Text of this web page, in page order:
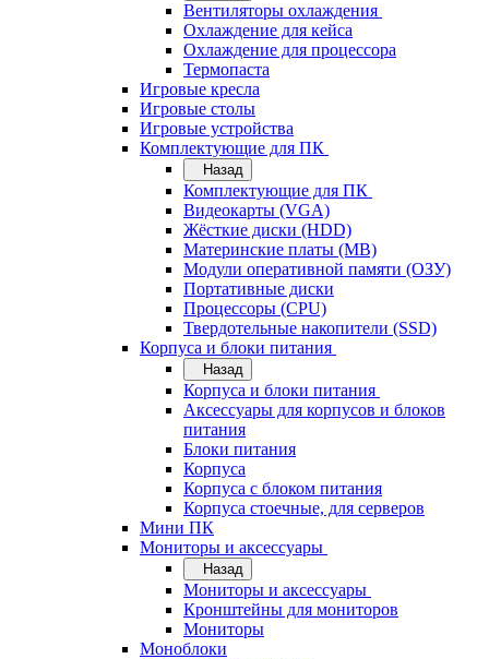
Вентиляторы охлаждения
Охлаждение для кейса
Охлаждение для процессора
Термопаста
Игровые кресла
Игровые столы
Игровые устройства
Комплектующие для ПК
Назад
Комплектующие для ПК
Видеокарты (VGA)
Жёсткие диски (HDD)
Материнские платы (MB)
Модули оперативной памяти (ОЗУ)
Портативные диски
Процессоры (CPU)
Твердотельные накопители (SSD)
Корпуса и блоки питания
Назад
Корпуса и блоки питания
Аксессуары для корпусов и блоков
питания
Блоки питания
Корпуса
Корпуса с блоком питания
Корпуса стоечные, для серверов
Мини ПК
Мониторы и аксессуары
Назад
Мониторы и аксессуары
Кронштейны для мониторов
Мониторы
Моноблоки